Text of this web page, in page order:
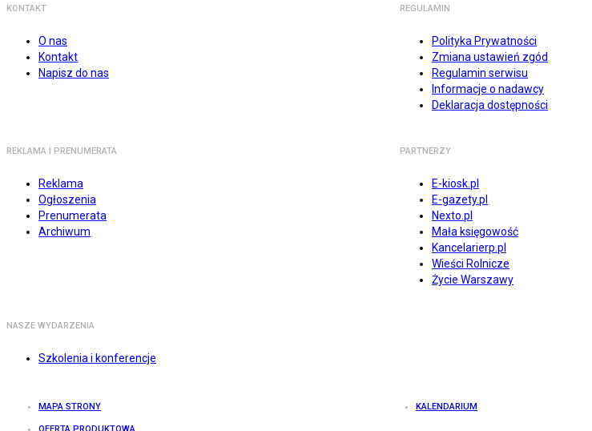
KONTAKT
O nas
Kontakt
Napisz do nas
REGULAMIN
Polityka Prywatności
Zmiana ustawień zgód
Regulamin serwisu
Informacje o nadawcy
Deklaracja dostępności
REKLAMA I PRENUMERATA
Reklama
Ogłoszenia
Prenumerata
Archiwum
PARTNERZY
E-kiosk.pl
E-gazety.pl
Nexto.pl
Mała księgowość
Kancelarierp.pl
Wieści Rolnicze
Życie Warszawy
NASZE WYDARZENIA
Szkolenia i konferencje
MAPA STRONY KALENDARIUM